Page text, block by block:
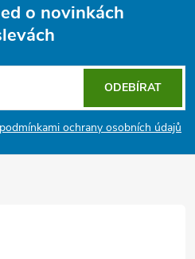
o novinkách
podmínkami ochrany osobních údajů
ODEBÍRAT